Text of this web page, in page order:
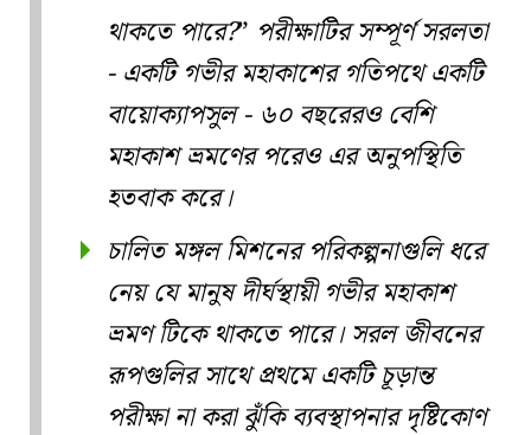
থাকতে পারে? পরীক্ষাটির সম্পূর্ণ সরলতা
- একটি গভীর মহাকাশের গতিপথে একটি
বায়োক্যাপসুল - ৬০ বছরেরও বেশি
মহাকাশ ভ্রমণের পরেও এর অনুপস্থিতি
হতবাক করে।
চালিত মঙ্গল মিশনের পরিকল্পনাগুলি ধরে
নেয় যে মানুষ দীর্ঘস্থায়ী গভীর মহাকাশ
ভ্রমণ টিকে থাকতে পারে। সরল জীবনের
রূপগুলির সাথে প্রথমে একটি চূড়ান্ত
পরীক্ষা না করা ঝুঁকি ব্যবস্থাপনার দৃষ্টিকোণ